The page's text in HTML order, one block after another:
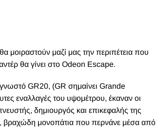
θα μοιραστούν μαζί μας την περιπέτεια που
θα γίνει στο Odeon Escape.
GR20, (GR σημαίνει Grande
εναλλαγές του υψομέτρου, έκαναν οι
δημιουργός και επικεφαλής της
βραχώδη μονοπάτια που περνάνε μέσα από